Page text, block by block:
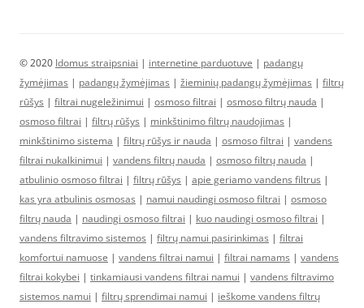
© 2020 Idomus straipsniai | internetine parduotuve | padangų
žymėjimas | padangų žymėjimas | žieminių padangų žymėjimas | filtrų
rūšys | filtrai nugeležinimui | osmoso filtrai | osmoso filtrų nauda |
osmoso filtrai | filtrų rūšys | minkštinimo filtrų naudojimas |
minkštinimo sistema | filtrų rūšys ir nauda | osmoso filtrai | vandens
filtrai nukalkinimui | vandens filtrų nauda | osmoso filtrų nauda |
atbulinio osmoso filtrai | filtrų rūšys | apie geriamo vandens filtrus |
kas yra atbulinis osmosas | namui naudingi osmoso filtrai | osmoso
filtrų nauda | naudingi osmoso filtrai | kuo naudingi osmoso filtrai |
vandens filtravimo sistemos | filtrų namui pasirinkimas | filtrai
komfortui namuose | vandens filtrai namui | filtrai namams | vandens
filtrai kokybei | tinkamiausi vandens filtrai namui | vandens filtravimo
sistemos namui | filtrų sprendimai namui | ieškome vandens filtrų